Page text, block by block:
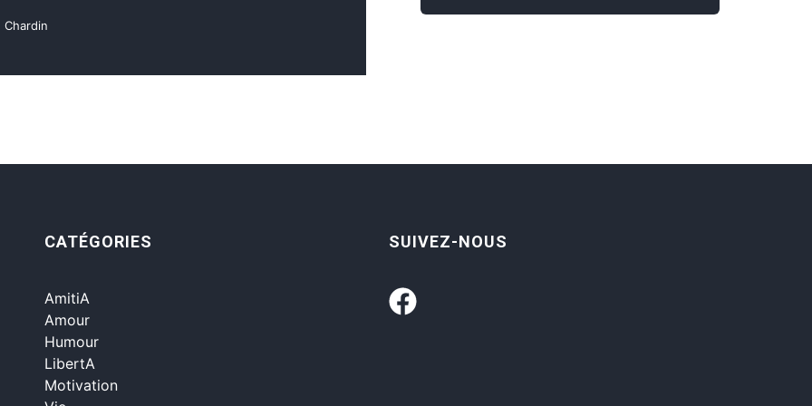
CATÉGORIES
AmitiA
Amour
Humour
LibertA
Motivation
SUIVEZ-NOUS